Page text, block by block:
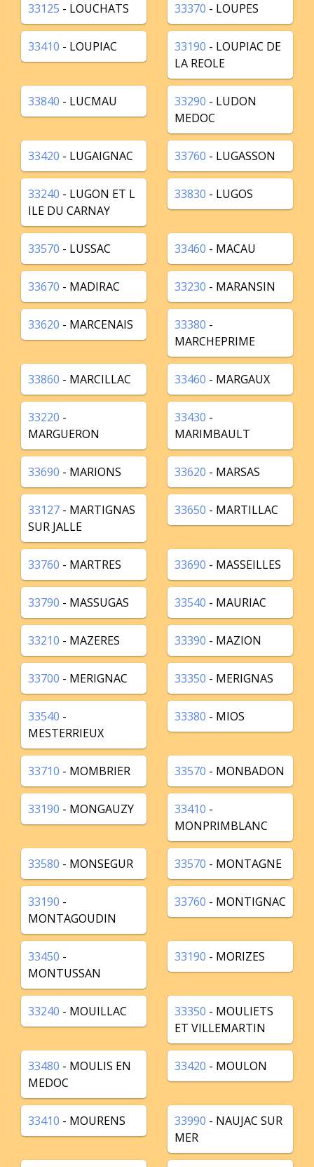
33125 - LOUCHATS 33370 - LOUPES
33410 - LOUPIAC 33190 - LOUPIAC DE
LA REOLE
33840 - LUCMAU 33290 - LUDON
MEDOC
33420 - LUGAIGNAC 33760 - LUGASSON
33240 - LUGON ET L
ILE DU CARNAY
33830 - LUGOS
33570 - LUSSAC 33460 - MACAU
33670 - MADIRAC 33230 - MARANSIN
33620 - MARCENAIS 33380 -
MARCHEPRIME
33860 - MARCILLAC 33460 - MARGAUX
33220 -
MARGUERON
33430 -
MARIMBAULT
33690 - MARIONS 33620 - MARSAS
33127 - MARTIGNAS
SUR JALLE
33650 - MARTILLAC
33760 - MARTRES 33690 - MASSEILLES
33790 - MASSUGAS 33540 - MAURIAC
33210 - MAZERES 33390 - MAZION
33700 - MERIGNAC 33350 - MERIGNAS
33540 -
MESTERRIEUX
33380 - MIOS
33710 - MOMBRIER 33570 - MONBADON
33190 - MONGAUZY 33410 -
MONPRIMBLANC
33580 - MONSEGUR 33570 - MONTAGNE
33190 -
MONTAGOUDIN
33760 - MONTIGNAC
33450 -
MONTUSSAN
33190 - MORIZES
33240 - MOUILLAC 33350 - MOULIETS
ET VILLEMARTIN
33480 - MOULIS EN
MEDOC
33420 - MOULON
33410 - MOURENS 33990 - NAUJAC SUR
MER